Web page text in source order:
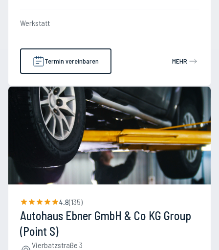
Werkstatt
Termin vereinbaren MEHR
4.8(135)
Autohaus Ebner GmbH & Co KG Group
(Point S)
Vierbatzstraße 3